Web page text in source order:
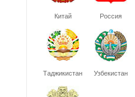
Китай Россия
Таджикистан Узбекистан